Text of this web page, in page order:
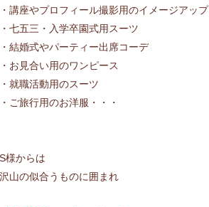
・講座やプロフィール撮影用のイメージアップ
・七五三・入学卒園式用スーツ
・結婚式やパーティー出席コーデ
・お見合い用のワンピース
・就職活動用のスーツ
・ご旅行用のお洋服・・・
S様からは
沢山の似合うものに囲まれ